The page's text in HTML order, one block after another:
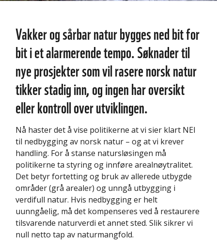
Vakker og sårbar natur bygges ned bit for
bit i et alarmerende tempo. Søknader til
nye prosjekter som vil rasere norsk natur
tikker stadig inn, og ingen har oversikt
eller kontroll over utviklingen.
Nå haster det å vise politikerne at vi sier klart NEI
til nedbygging av norsk natur – og at vi krever
handling. For å stanse natursløsingen må
politikerne ta styring og innføre arealnøytralitet.
Det betyr fortetting og bruk av allerede utbygde
områder (grå arealer) og unngå utbygging i
verdifull natur. Hvis nedbygging er helt
uunngåelig, må det kompenseres ved å restaurere
tilsvarende naturverdi et annet sted. Slik sikrer vi
null netto tap av naturmangfold.